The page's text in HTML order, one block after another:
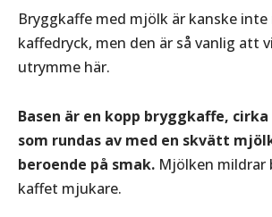
Bryggkaffe med mjölk är kanske
kaffedryck, men den är så vanlig att
utrymme här.
Basen är en kopp bryggkaffe, cirka
som rundas av med en skvätt
beroende på smak. Mjölken mildrar
kaffet mjukare.